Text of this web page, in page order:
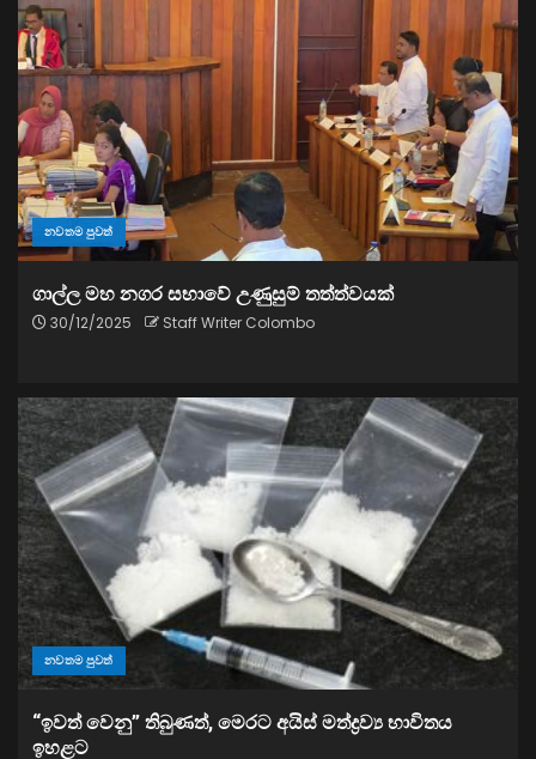
නවතම පුවත්
ගාල්ල මහ නගර සභාවේ උණුසුම් තත්ත්වයක්
30/12/2025 Staff Writer Colombo
නවතම පුවත්
“ඉවත් වෙනු” තිබුණත්, මෙරට අයිස් මත්ද්‍රව්‍ය භාවිතය
ඉහළට